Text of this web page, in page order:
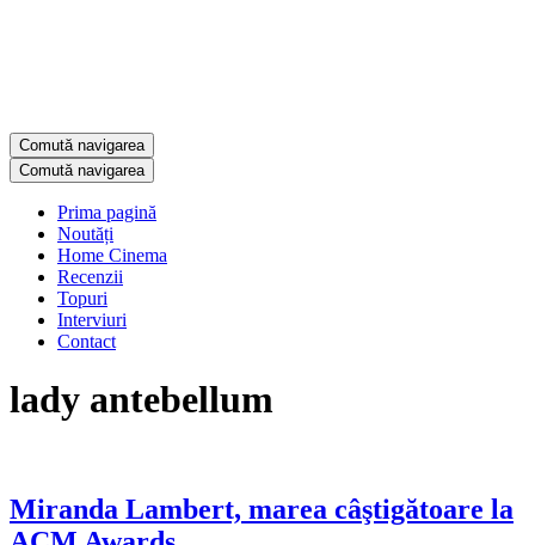
Comută navigarea
Comută navigarea
Prima pagină
Noutăți
Home Cinema
Recenzii
Topuri
Interviuri
Contact
lady antebellum
Miranda Lambert, marea câştigătoare la